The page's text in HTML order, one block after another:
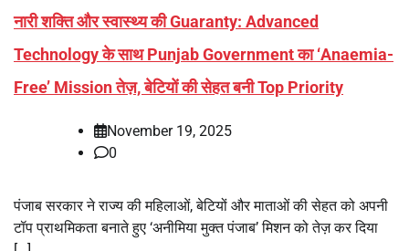
नारी शक्ति और स्वास्थ्य की Guaranty: Advanced
Technology के साथ Punjab Government का ‘Anaemia-
Free’ Mission तेज़, बेटियों की सेहत बनी Top Priority
November 19, 2025
0
पंजाब सरकार ने राज्य की महिलाओं, बेटियों और माताओं की सेहत को अपनी
टॉप प्राथमिकता बनाते हुए ‘अनीमिया मुक्त पंजाब’ मिशन को तेज़ कर दिया